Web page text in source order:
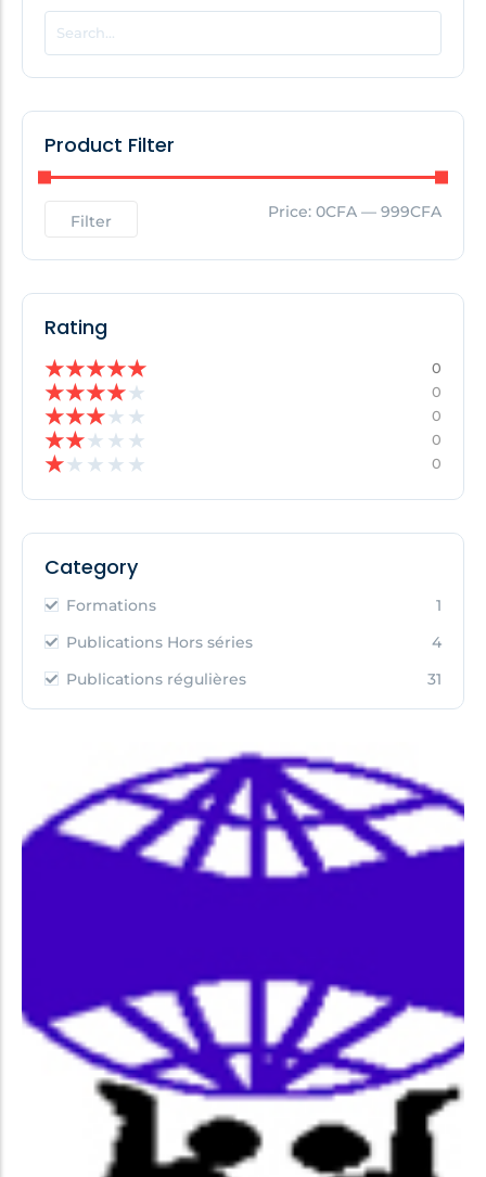
POPULAR THIS WEEK
No Posts Found!
No Posts Found!
Product Filter
Filter Price: 0CFA — 999CFA
Rating
★★★★★ 0
★★★★★ 0
★★★★ ★ 0
★★★ ★ ★ 0
★★ ★ ★ ★ 0
Category
Formations
1
Publications Hors séries
4
Publications régulières
31